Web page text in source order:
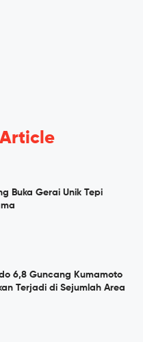
Buka Gerai Unik Tepi
6,8 Guncang Kumamoto
Terjadi di Sejumlah Area